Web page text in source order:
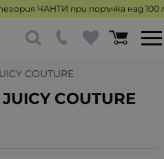
ЧАНТИ при поръчка над 100
COUTURE
COUTURE